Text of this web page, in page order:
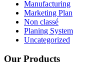
Manufacturing
Marketing Plan
Non classé
Planing System
Uncategorized
Our Products